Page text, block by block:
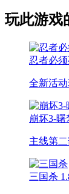
玩此游戏
忍者必
全新活动
崩坏3-曙
主线第
三国杀